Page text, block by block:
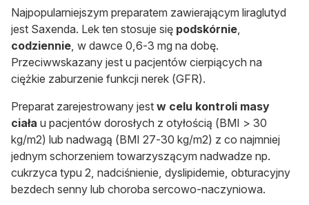
Najpopularniejszym preparatem zawierającym liraglutyd
jest Saxenda. Lek ten stosuje się podskórnie,
codziennie, w dawce 0,6-3 mg na dobę.
Przeciwwskazany jest u pacjentów cierpiących na
ciężkie zaburzenie funkcji nerek (GFR).
Preparat zarejestrowany jest w celu kontroli masy
ciała u pacjentów dorosłych z otyłością (BMI > 30
kg/m2) lub nadwagą (BMI 27-30 kg/m2) z co najmniej
jednym schorzeniem towarzyszącym nadwadze np.
cukrzyca typu 2, nadciśnienie, dyslipidemie, obturacyjny
bezdech senny lub choroba sercowo-naczyniowa.